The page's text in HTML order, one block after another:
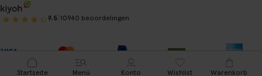
9.5 10940 beoordelingen
Startseite Menü Konto Wishlist Warenkorb